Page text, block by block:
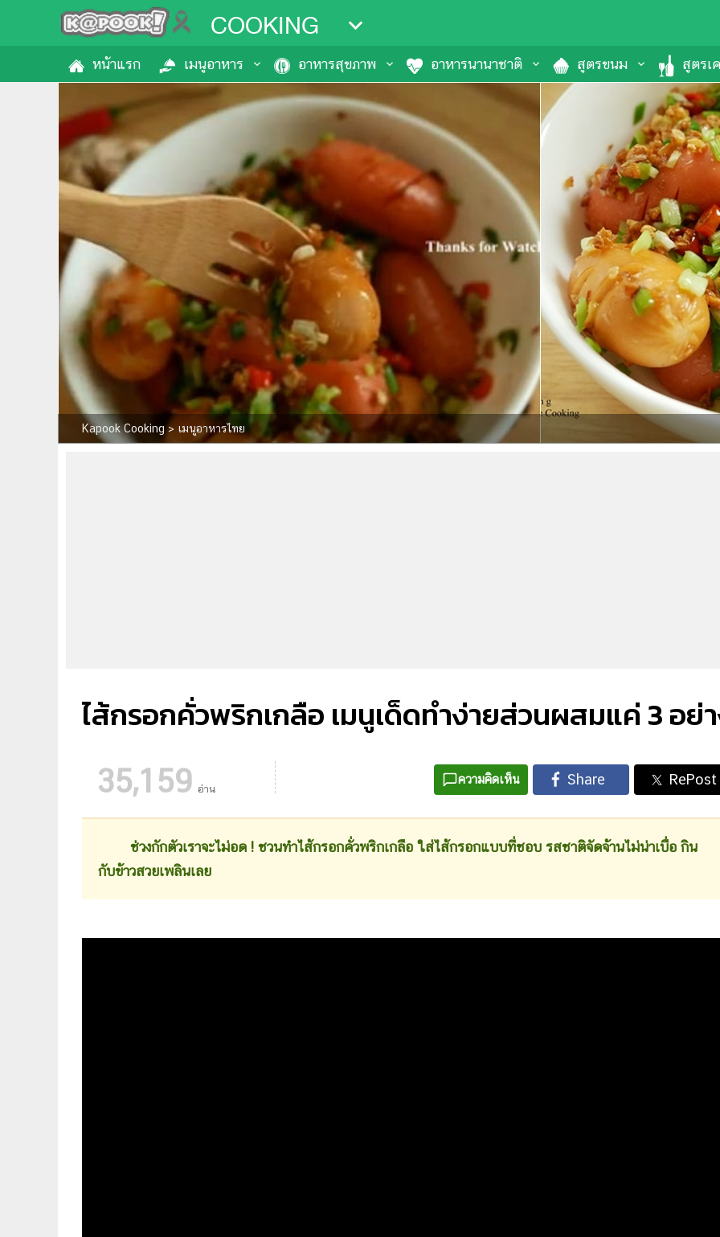
COOKING
หน้าแรก เมนูอาหาร อาหารสุขภาพ อาหารนานาชาติ สูตรขนม สูตรเ
Kapook Cooking> เมนูอาหารไทย
ไส้กรอกคั่วพริกเกลือ เมนูเด็ดทำง่ายส่วนผสมแค่ 3 อย่
35,159 อ่าน
ความคิดเห็น
ช่วงกักตัวเราจะไม่อด ! ชวนทำไส้กรอกคั่วพริกเกลือ ใส่ไส้กรอกแบบที่ชอบ รสชาติจัดจ้านไม่น่าเบื่อ กิน
กับข้าวสวยเพลินเลย